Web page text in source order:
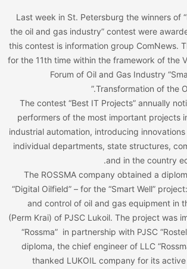
Last week in St. Petersburg the winners
the oil and gas industry” contest were
this contest is information group
for the 11th time within the framework of
Forum of Oil and Gas Industry
Transformation of
The contest “Best IT Projects”
performers of the most important
industrial automation, introducing
individual departments, state structures,
and in the
The ROSSMA company obtained a
“Digital Oilfield” – for the “Smart Well”
and control of oil and gas equipment
(Perm Krai) of PJSC Lukoil. The project
“Rossma”in partnership with PJSC
diploma, the chief engineer of LLC
thanked LUKOIL company for its